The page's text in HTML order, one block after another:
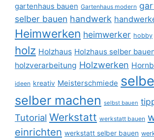
gartenhaus bauen Gartenhaus modern
selber bauen handwerk
Heimwerken heimwerker hobby
holz Holzhaus Holzhaus selber
holzverarbeitung Holzwerken
ideen kreativ Meisterschmiede
selber machen selbst bauen
Tutorial Werkstatt werkstatt bauen
einrichten werkstatt selber bauen